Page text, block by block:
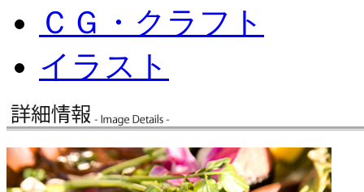
ＣＧ・クラフト
イラスト